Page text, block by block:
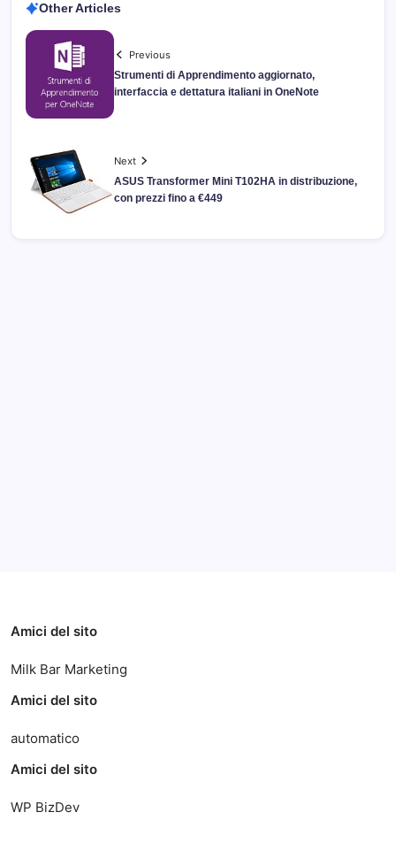
Other Articles
Previous
Strumenti di Apprendimento aggiornato,
interfaccia e dettatura italiani in OneNote
Next
ASUS Transformer Mini T102HA in distribuzione,
con prezzi fino a €449
Amici del sito
Milk Bar Marketing
Amici del sito
automatico
Amici del sito
WP BizDev